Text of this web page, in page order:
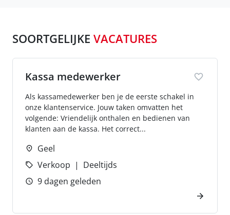
SOORTGELIJKE VACATURES
Kassa medewerker
Als kassamedewerker ben je de eerste schakel in
onze klantenservice. Jouw taken omvatten het
volgende: Vriendelijk onthalen en bedienen van
klanten aan de kassa. Het correct...
Geel
Verkoop
Deeltijds
9 dagen geleden